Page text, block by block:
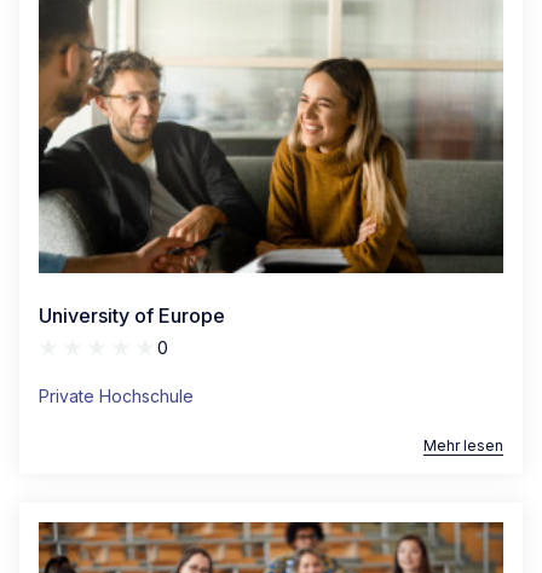
University of Europe
0
Private Hochschule
Mehr lesen